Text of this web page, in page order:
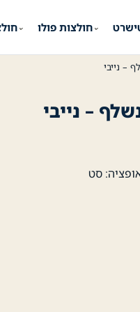
⌄ חולצות פולו⌄
סט